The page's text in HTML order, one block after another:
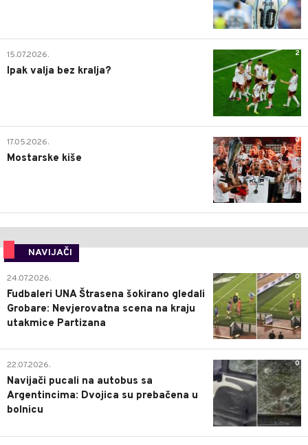
2
15.07.2026.
Ipak valja bez kralja?
0
17.05.2026.
Mostarske kiše
NAVIJAČI
0
24.07.2026.
Fudbaleri UNA Štrasena šokirano gledali
Grobare: Nevjerovatna scena na kraju
utakmice Partizana
0
22.07.2026.
Navijači pucali na autobus sa
Argentincima: Dvojica su prebačena u
bolnicu